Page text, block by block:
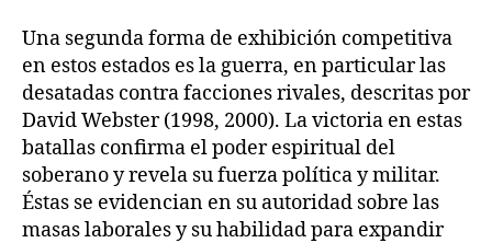
Una segunda forma de exhibición competitiva
en estos estados es la guerra, en particular las
desatadas contra facciones rivales, descritas por
David Webster (1998, 2000). La victoria en estas
batallas confirma el poder espiritual del
soberano y revela su fuerza política y militar.
Éstas se evidencian en su autoridad sobre las
masas laborales y su habilidad para expandir